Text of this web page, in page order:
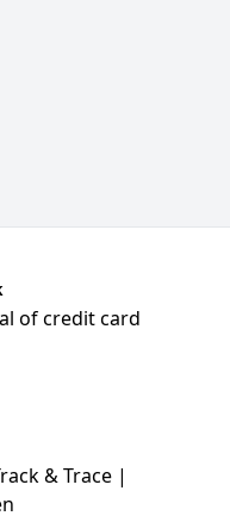
of credit card
& Trace |